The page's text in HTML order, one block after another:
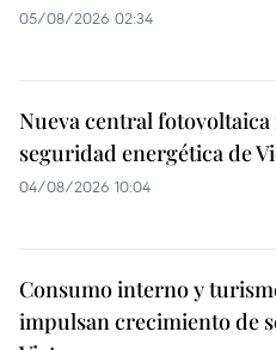
05/08/2026 02:34
Nueva central
seguridad energética de
04/08/2026 10:04
Consumo interno y
impulsan crecimiento de